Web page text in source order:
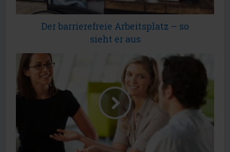
Der barrierefreie Arbeitsplatz – so
sieht er aus